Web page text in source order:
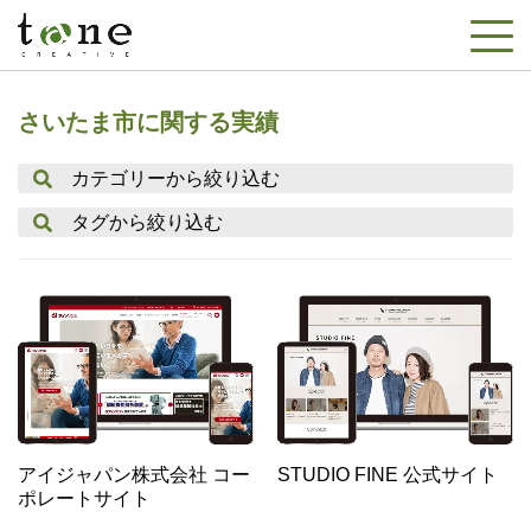
さいたま市に関する実績
アイジャパン株式会社 コー
ポレートサイト
STUDIO FINE 公式サイト
カテゴリーから絞り込む
タグから絞り込む